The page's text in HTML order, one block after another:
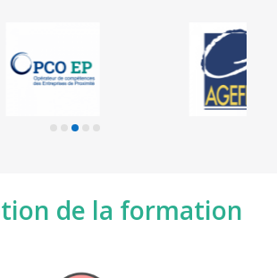
de la formation